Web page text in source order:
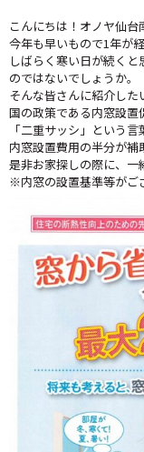
こんにちは！オノヤ仙台
今年も早いもので1年が
しばらく寒い日が続く
のではないでしょうか。
そんな皆さんに紹介した
国の政策である内窓設置
「二重サッシ」という
内窓設置費用の半分が補
是非お家探しの際に、一
※内窓の設置基準等がご